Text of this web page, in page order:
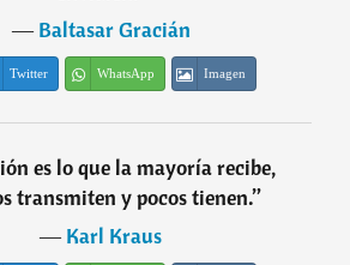
―Baltasar Gracián
Twitter WhatsApp Imagen
es lo que la mayoría recibe,
transmiten y pocos tienen.”
―Karl Kraus